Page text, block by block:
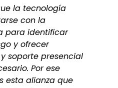
la tecnología
con la
para identificar
y ofrecer
soporte presencial
Por ese
esta alianza que